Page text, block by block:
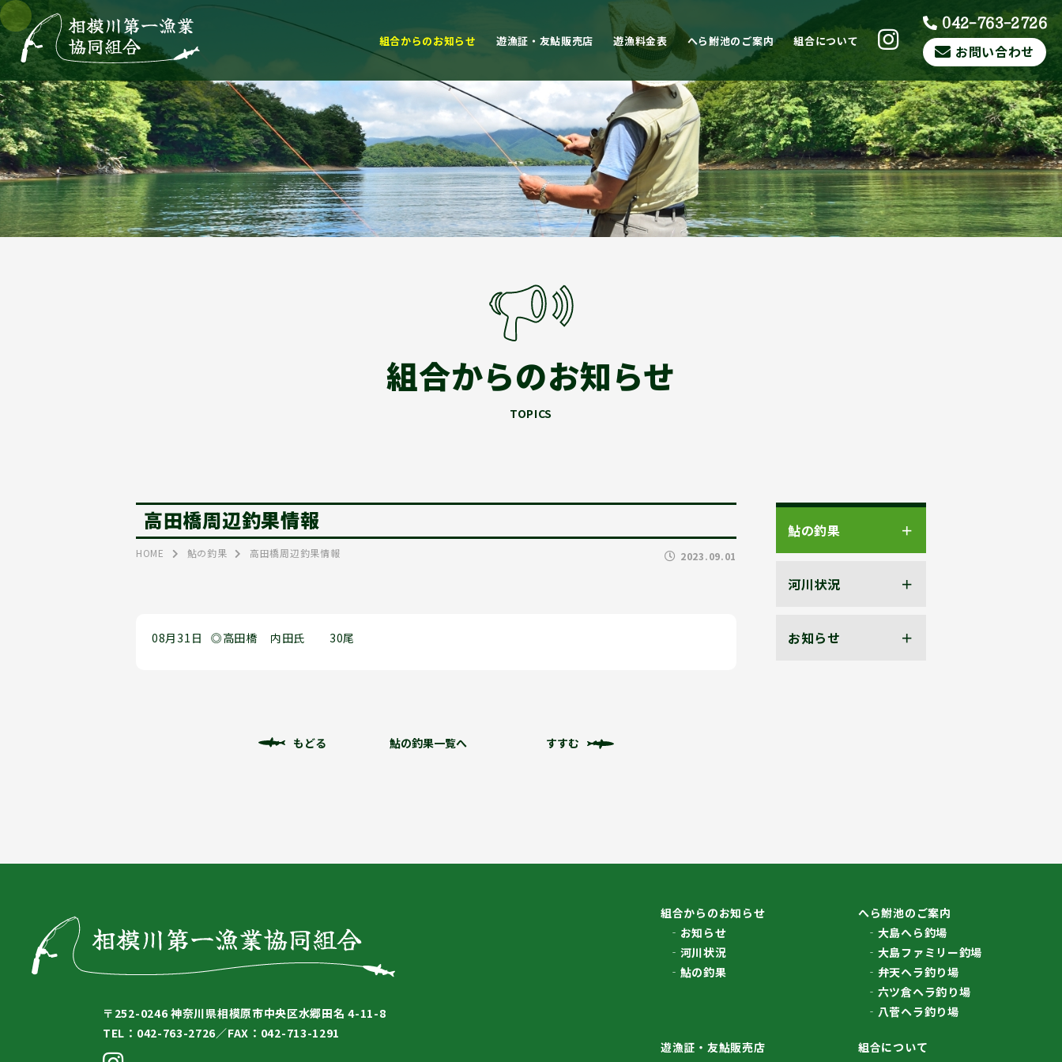
組合からのお知らせ 遊漁証・友鮎販売店 遊漁料金表 へら鮒池のご案内 組合について
042-763-2726
お問い合わせ
組合からのお知らせ
TOPICS
高田橋周辺釣果情報
HOME 鮎の釣果 高田橋周辺釣果情報 2023.09.01
08月31日 ◎高田橋 内田氏 30尾
もどる 鮎の釣果一覧へ すすむ
鮎の釣果
河川状況
お知らせ
〒252-0246 神奈川県相模原市中央区水郷田名 4-11-8
TEL：042-763-2726／FAX：042-713-1291
組合からのお知らせ
お知らせ
河川状況
鮎の釣果
へら鮒池のご案内
大島へら釣場
大島ファミリー釣場
弁天ヘラ釣り場
六ツ倉ヘラ釣り場
八菅ヘラ釣り場
遊漁証・友鮎販売店
組合について